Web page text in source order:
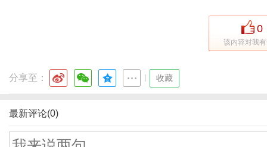
0
该内容对我
分享至： 收藏
最新评论(0)